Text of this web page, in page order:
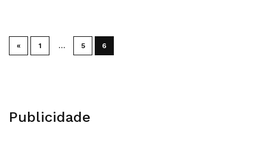
« 1 … 5 6
Publicidade